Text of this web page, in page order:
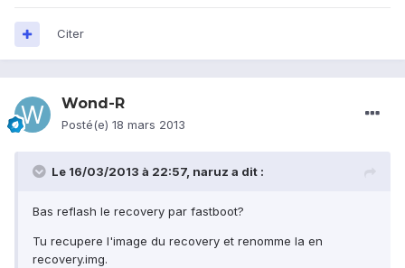
Citer
Wond-R
Posté(e) 18 mars 2013
Le 16/03/2013 à 22:57, naruz a dit :
Bas reflash le recovery par fastboot?
Tu recupere l'image du recovery et renomme la en
recovery.img.